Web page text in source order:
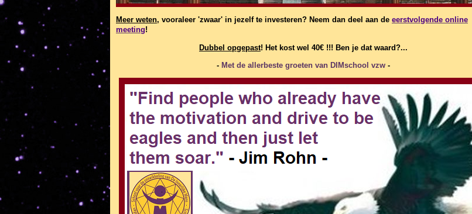
Meer weten, vooraleer 'zwaar' in jezelf te investeren? Neem dan deel aan de eerstvolgende online
meeting!
Dubbel opgepast! Het kost wel 40€ !!! Ben je dat waard?...
- Met de allerbeste groeten van DIMschool vzw -